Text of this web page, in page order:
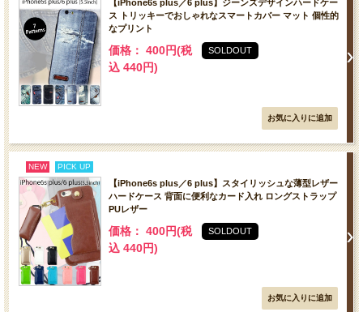
【iPhone6s plus／6 plus】ジーンズデザインハードケー
ス トリッキーでおしゃれなスマートカバー マット 個性的
なプリント
価格： 400円(税
込 440円)
SOLDOUT
NEW PICK UP
【iPhone6s plus／6 plus】スタイリッシュな薄型レザー
ハードケース 背面に便利なカード入れ ロングストラップ
PUレザー
価格： 400円(税
込 440円)
SOLDOUT